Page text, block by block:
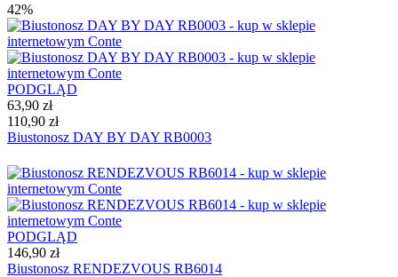
42%
PODGLĄD
63,90 zł
110,90 zł
Biustonosz DAY BY DAY RB0003
PODGLĄD
146,90 zł
Biustonosz RENDEZVOUS RB6014